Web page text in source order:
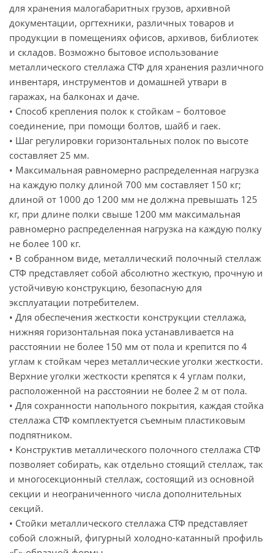
для хранения малогабаритных грузов, архивной
документации, оргтехники, различных товаров и
продукции в помещениях офисов, архивов, библиотек
и складов. Возможно бытовое использование
металлического стеллажа СТФ для хранения различного
инвентаря, инструментов и домашней утвари в
гаражах, на балконах и даче.
• Способ крепления полок к стойкам – болтовое
соединение, при помощи болтов, шайб и гаек.
• Шаг регулировки горизонтальных полок по высоте
составляет 25 мм.
• Максимальная равномерно распределенная нагрузка
на каждую полку длиной 700 мм составляет 150 кг;
длиной от 1000 до 1200 мм не должна превышать 125
кг, при длине полки свыше 1200 мм максимальная
равномерно распределенная нагрузка на каждую полку
не более 100 кг.
• В собранном виде, металлический полочный стеллаж
СТФ представляет собой абсолютно жесткую, прочную и
устойчивую конструкцию, безопасную для
эксплуатации потребителем.
• Для обеспечения жесткости конструкции стеллажа,
нижняя горизонтальная пока устанавливается на
расстоянии не более 150 мм от пола и крепится по 4
углам к стойкам через металлические уголки жесткости.
Верхние уголки жесткости крепятся к 4 углам полки,
расположенной на расстоянии не более 2 м от пола.
• Для сохранности напольного покрытия, каждая стойка
стеллажа СТФ комплектуется съемным пластиковым
подпятником.
• Конструктив металлического полочного стеллажа СТФ
позволяет собирать, как отдельно стоящий стеллаж, так
и многосекционный стеллаж, состоящий из основной
секции и неограниченного числа дополнительных
секций.
• Стойки металлического стеллажа СТФ представляет
собой сложный, фигурный холодно-катанный профиль